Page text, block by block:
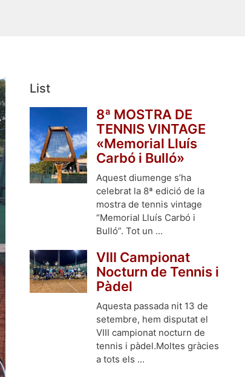
List
8ª MOSTRA DE
TENNIS VINTAGE
«Memorial Lluís
Carbó i Bulló»
Aquest diumenge s’ha
celebrat la 8ª edició de la
mostra de tennis vintage
“Memorial Lluís Carbó i
Bulló”. Tot un ...
VIII Campionat
Nocturn de Tennis i
Pàdel
Aquesta passada nit 13 de
setembre, hem disputat el
VIII campionat nocturn de
tennis i pàdel.Moltes gràcies
a tots els ...